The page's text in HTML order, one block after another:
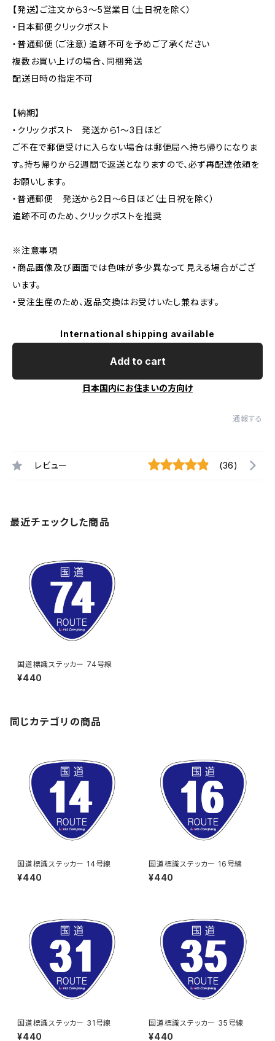
【発送】ご注文から3〜5営業日（土日祝を除く）
・日本郵便クリックポスト
・普通郵便（ご注意）追跡不可を予めご了承ください
複数お買い上げの場合、同梱発送
配送日時の指定不可
【納期】
・クリックポスト 発送から1〜3日ほど
ご不在で郵便受けに入らない場合は郵便局へ持ち帰りになりま
す。持ち帰りから2週間で返送となりますので、必ず再配達依頼を
お願いします。
・普通郵便 発送から2日〜6日ほど（土日祝を除く）
追跡不可のため、クリックポストを推奨
※注意事項
・商品画像及び画面では色味が多少異なって見える場合がござ
います。
・受注生産のため、返品交換はお受けいたし兼ねます。
International shipping available
Add to cart
日本国内にお住まいの方向け
通報する
レビュー (36)
最近チェックした商品
国道標識ステッカー 74号線
¥440
同じカテゴリの商品
国道標識ステッカー 14号線
¥440
国道標識ステッカー 16号線
¥440
国道標識ステッカー 31号線
¥440
国道標識ステッカー 35号線
¥440